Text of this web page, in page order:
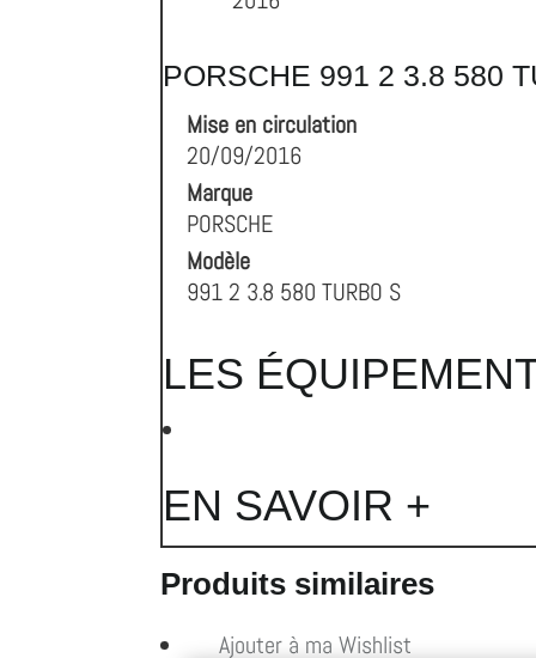
PORSCHE 991 2 3.8 580
Mise en circulation
20/09/2016
Marque
PORSCHE
Modèle
991 2 3.8 580 TURBO S
LES
EN SAVOIR +
Produits similaires
Ajouter à ma Wishlist